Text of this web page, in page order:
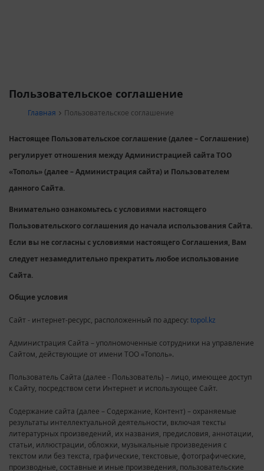
Пользовательское соглашение
Главная Пользовательское соглашение
Настоящее Пользовательское соглашение (далее – Соглашение)
регулирует отношения между Администрацией сайта ТОО
«Тополь» (далее – Администрация сайта) и Пользователем
данного Сайта.
Внимательно ознакомьтесь с условиями настоящего
Пользовательского соглашения до начала использования Сайта.
Если вы не согласны с условиями настоящего Соглашения, Вам
следует незамедлительно прекратить любое использование
Сайта.
Общие условия
Сайт - интернет-ресурс, расположенный по адресу: topol.kz
Администрация Сайта – уполномоченные сотрудники на управление
Сайтом, действующие от имени ТОО «Тополь».
Пользователь Сайта (далее - Пользователь) – лицо, имеющее доступ
к Сайту, посредством сети Интернет и использующее Сайт.
Содержание сайта (далее – Содержание, Контент) – охраняемые
результаты интеллектуальной деятельности, включая тексты
литературных произведений, их названия, предисловия, аннотации,
статьи, иллюстрации, обложки, музыкальные произведения с
текстом или без текста, графические, текстовые, фотографические,
производные, составные и иные произведения, пользовательские